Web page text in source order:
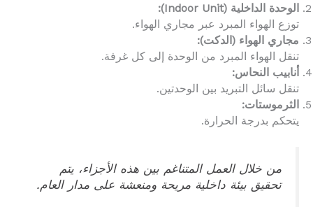
الوحدة الداخلية (Indoor Unit):
توزع الهواء المبرد عبر مجاري الهواء.
مجاري الهواء (الدكت):
تنقل الهواء المبرد من الوحدة إلى كل غرفة.
أنابيب النحاس:
تنقل سائل التبريد بين الوحدتين.
الثرموستات:
يتحكم بدرجة الحرارة.
من خلال العمل المتناغم بين هذه الأجزاء، يتم
تحقيق بيئة داخلية مريحة ومنعشة على مدار العام.